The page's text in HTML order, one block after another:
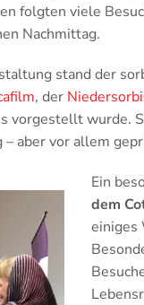
folgten viele
Nachmittag.
stand der
, der
vorgestellt wurde.
aber vor allem
Ein
dem
einiges